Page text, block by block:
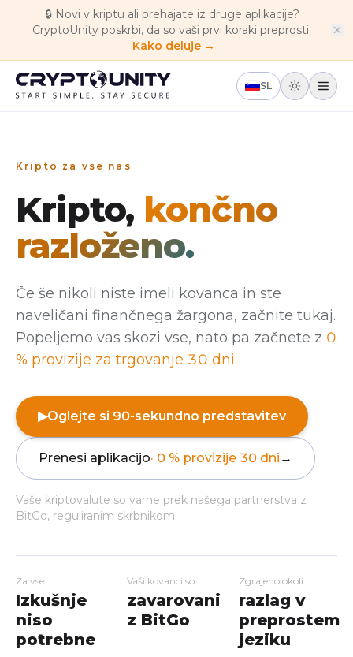
Skip to main content
🔒 Novi v kriptu ali prehajate iz druge aplikacije?
CryptoUnity poskrbi, da so vaši prvi koraki preprosti.
Kako deluje →
SL
Kripto za vse nas
Kripto, končno
razloženo.
Če še nikoli niste imeli kovanca in ste
naveličani finančnega žargona, začnite tukaj.
Popeljemo vas skozi vse, nato pa začnete z 0
% provizije za trgovanje 30 dni.
▶Oglejte si 90-sekundno predstavitev
Prenesi aplikacijo· 0 % provizije 30 dni →
Vaše kriptovalute so varne prek našega partnerstva z
BitGo, reguliranim skrbnikom.
Za vse
Izkušnje
niso
potrebne
Vaši kovanci so
zavarovani
z BitGo
Zgrajeno okoli
razlag v
preprostem
jeziku